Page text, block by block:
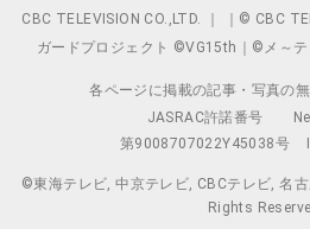
CBC TELEVISION CO.,LTD. ｜ ｜© CBC
ガードプロジェクト ©VG15th｜©メ～
各ページに掲載の記事・写真の
JASRAC許諾番号
第9008707022Y45038号
©東海テレビ, 中京テレビ, CBCテレビ, 名
Rights